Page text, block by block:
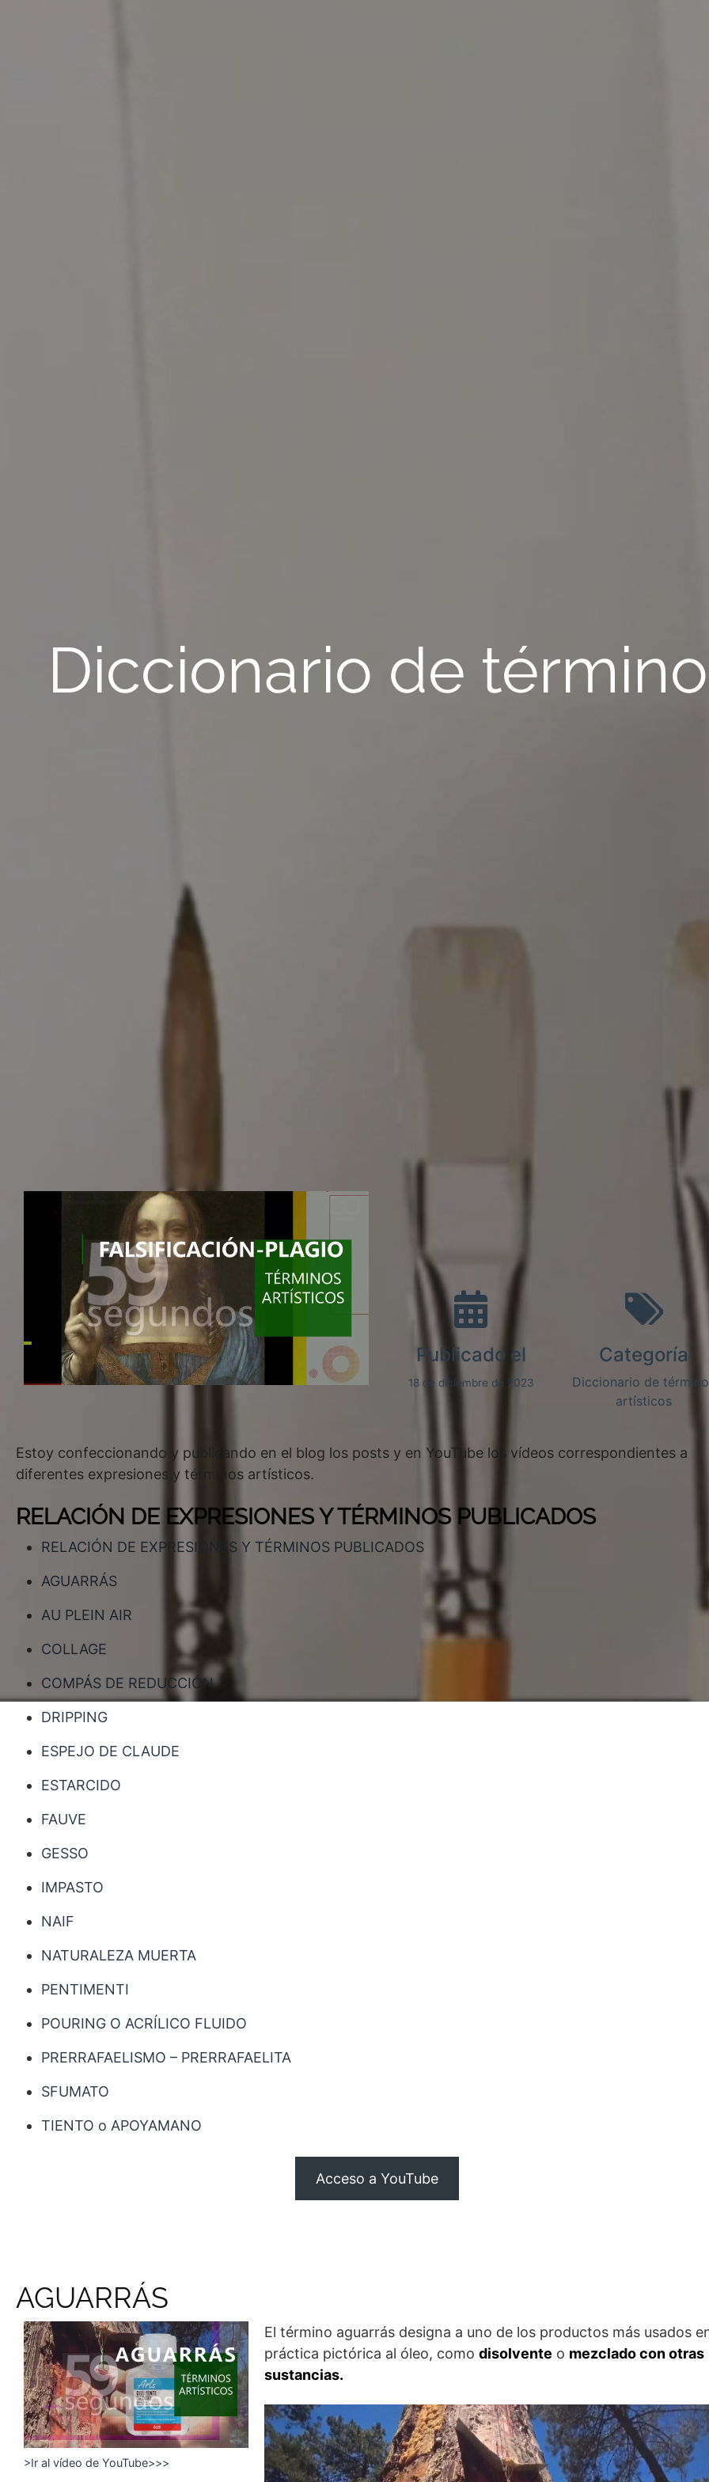
Diccionario de
Publicado el
18 de diciembre de 2023
Categoría
Diccionario de
artísticos
Estoy confeccionando y publicando en el blog los posts y en YouTube los vídeos correspondientes a
diferentes expresiones y términos artísticos.
RELACIÓN DE EXPRESIONES Y TÉRMINOS PUBLICADOS
RELACIÓN DE EXPRESIONES Y TÉRMINOS PUBLICADOS
AGUARRÁS
AU PLEIN AIR
COLLAGE
COMPÁS DE REDUCCIÓN
DRIPPING
ESPEJO DE CLAUDE
ESTARCIDO
FAUVE
GESSO
IMPASTO
NAIF
NATURALEZA MUERTA
PENTIMENTI
POURING O ACRÍLICO FLUIDO
PRERRAFAELISMO – PRERRAFAELITA
SFUMATO
TIENTO o APOYAMANO
Acceso a YouTube
AGUARRÁS
>Ir al vídeo de YouTube>>>
El término aguarrás designa a uno de los productos más usados
práctica pictórica al óleo, comodisolvente o mezclado con otras
sustancias.